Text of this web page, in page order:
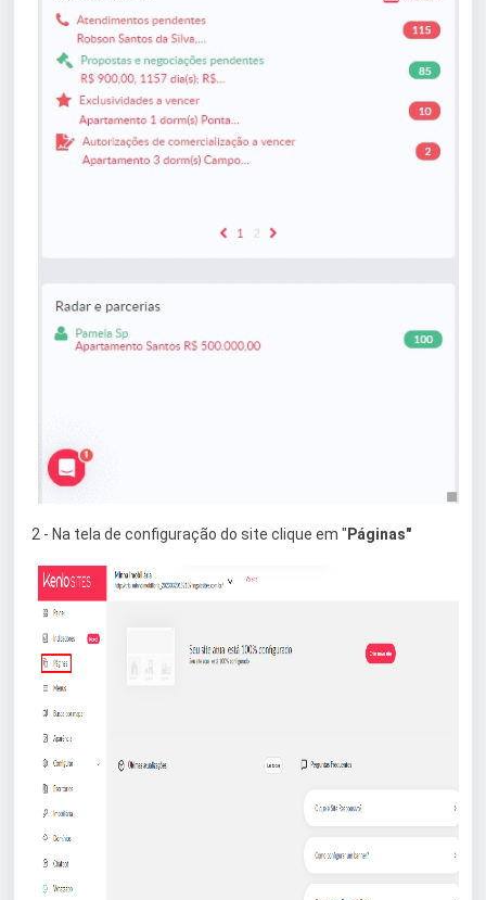
2 - Na tela de configuração do site clique em " Páginas"